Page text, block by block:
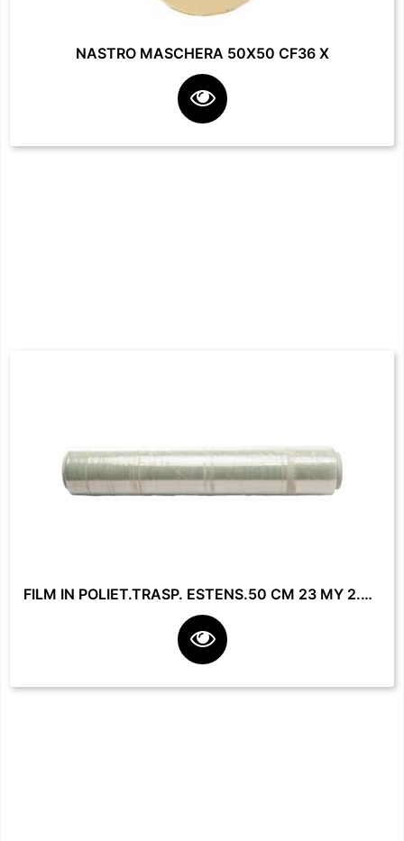
NASTRO MASCHERA 50X50 CF36 X
FILM IN POLIET.TRASP. ESTENS.50 CM 23 MY 2.2 KG **